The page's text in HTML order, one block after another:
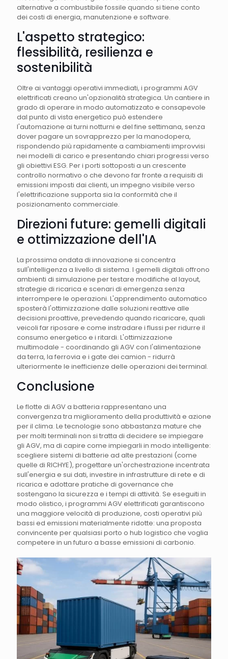
alternative a combustibile fossile quando si tiene conto
dei costi di energia, manutenzione e software.
L'aspetto strategico:
flessibilità, resilienza e
sostenibilità
Oltre ai vantaggi operativi immediati, i programmi AGV
elettrificati creano un'opzionalità strategica. Un cantiere in
grado di operare in modo automatizzato e consapevole
dal punto di vista energetico può estendere
l'automazione ai turni notturni e del fine settimana, senza
dover pagare un sovrapprezzo per la manodopera,
rispondendo più rapidamente a cambiamenti improvvisi
nei modelli di carico e presentando chiari progressi verso
gli obiettivi ESG. Per i porti sottoposti a un crescente
controllo normativo o che devono far fronte a requisiti di
emissioni imposti dai clienti, un impegno visibile verso
l'elettrificazione supporta sia la conformità che il
posizionamento commerciale.
Direzioni future: gemelli digitali
e ottimizzazione dell'IA
La prossima ondata di innovazione si concentra
sull'intelligenza a livello di sistema. I gemelli digitali offrono
ambienti di simulazione per testare modifiche al layout,
strategie di ricarica e scenari di emergenza senza
interrompere le operazioni. L'apprendimento automatico
sposterà l'ottimizzazione dalle soluzioni reattive alle
decisioni proattive, prevedendo quando ricaricare, quali
veicoli far riposare e come instradare i flussi per ridurre il
consumo energetico e i ritardi. L'ottimizzazione
multimodale - coordinando gli AGV con l'alimentazione
da terra, la ferrovia e i gate dei camion - ridurrà
ulteriormente le inefficienze delle operazioni dei terminal.
Conclusione
Le flotte di AGV a batteria rappresentano una
convergenza tra miglioramento della produttività e azione
per il clima. Le tecnologie sono abbastanza mature che
per molti terminali non si tratta di decidere se impiegare
gli AGV, ma di capire come impiegarli in modo intelligente:
scegliere sistemi di batterie ad alte prestazioni (come
quelle di RICHYE), progettare un'orchestrazione incentrata
sull'energia e sui dati, investire in infrastrutture di rete e di
ricarica e adottare pratiche di governance che
sostengano la sicurezza e i tempi di attività. Se eseguiti in
modo olistico, i programmi AGV elettrificati garantiscono
una maggiore velocità di produzione, costi operativi più
bassi ed emissioni materialmente ridotte: una proposta
convincente per qualsiasi porto o hub logistico che voglia
competere in un futuro a basse emissioni di carbonio.